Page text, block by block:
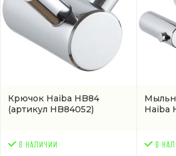
Крючок Haiba HB84
(артикул HB84052)
Haiba